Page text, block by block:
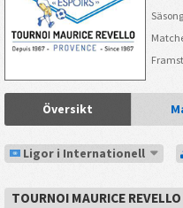
Säsong
Översikt
Ligor i Internationell
TOURNOI MAURICE